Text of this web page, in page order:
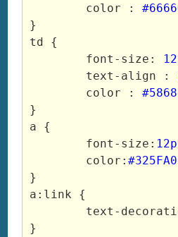
	color :
}
td {
	font-size:
	text-align :
	color :
}
a {
	font-size:
	color:
#325FA0
}
a:link {
text-
}